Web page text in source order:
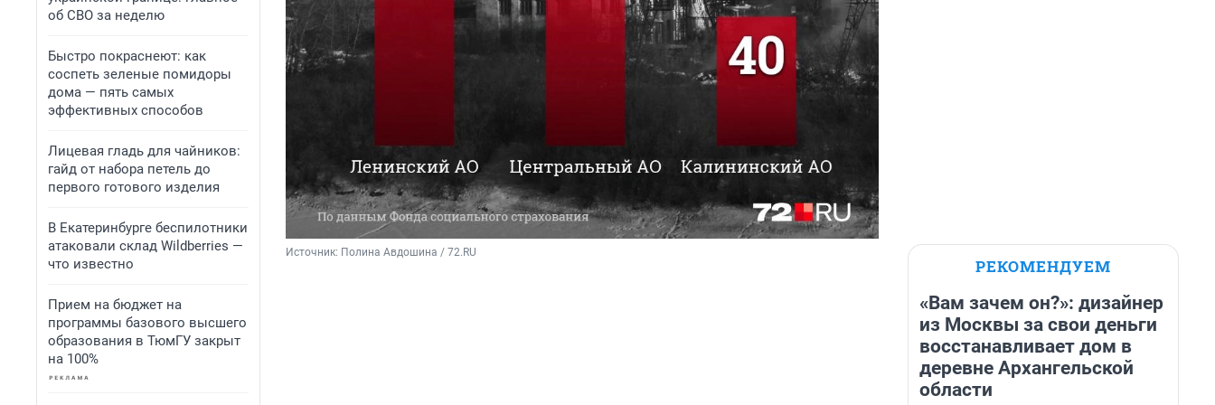
об СВО за неделю
Быстро покраснеют: как
соспеть зеленые помидоры
дома — пять самых
эффективных способов
Лицевая гладь для чайников:
гайд от набора петель до
первого готового изделия
В Екатеринбурге беспилотники
атаковали склад Wildberries —
что известно
Прием на бюджет на
программы базового высшего
образования в ТюмГУ закрыт
на 100%
Источник: Полина Авдошина / 72.RU
РЕКОМЕНДУЕМ
«Вам зачем он?»: дизайнер
из Москвы за свои деньги
восстанавливает дом в
деревне Архангельской
области